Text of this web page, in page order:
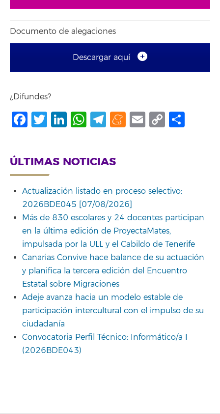
Documento de alegaciones
Descargar aquí
¿Difundes?
Facebook
Twitter
LinkedIn
WhatsApp
Telegram
Meneame
Email
Copy
ÚLTIMAS NOTICIAS
Actualización listado en proceso selectivo:
2026BDE045 [07/08/2026]
Más de 830 escolares y 24 docentes participan
en la última edición de ProyectaMates,
impulsada por la ULL y el Cabildo de Tenerife
Canarias Convive hace balance de su actuación
y planifica la tercera edición del Encuentro
Estatal sobre Migraciones
Adeje avanza hacia un modelo estable de
participación intercultural con el impulso de su
ciudadanía
Convocatoria Perfil Técnico: Informático/a I
(2026BDE043)